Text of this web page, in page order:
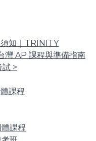
知｜TRINITY
灣 AP 課程與準備指南
試 >
課程
課程